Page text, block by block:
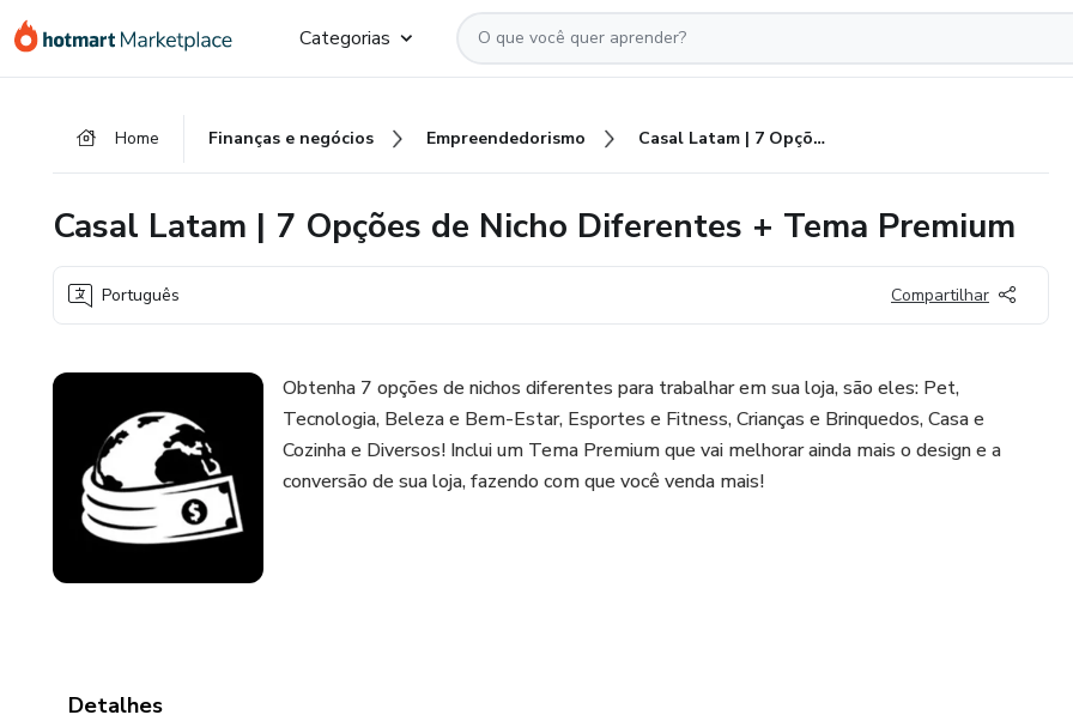
para
para
para
Categorias
Home Finanças e negócios Empreendedorismo Casal Latam | 7 Opções de Nicho Diferentes + Tema Premium
Casal Latam | 7 Opções de Nicho Diferentes + Tema Premium
Português Compartilhar
Obtenha 7 opções de nichos diferentes para trabalhar em sua loja, são eles: Pet,
Tecnologia, Beleza e Bem-Estar, Esportes e Fitness, Crianças e Brinquedos, Casa e
Cozinha e Diversos! Inclui um Tema Premium que vai melhorar ainda mais o design e a
conversão de sua loja, fazendo com que você venda mais!
Detalhes